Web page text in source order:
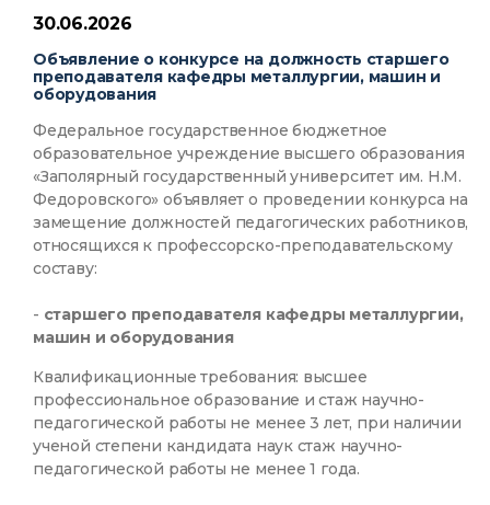
30.06.2026
Объявление о конкурсе на должность старшего
преподавателя кафедры металлургии, машин и
оборудования
Федеральное государственное бюджетное
образовательное учреждение высшего образования
«Заполярный государственный университет им. Н.М.
Федоровского» объявляет о проведении конкурса на
замещение должностей педагогических работников,
относящихся к профессорско-преподавательскому
составу:
- старшего преподавателя кафедры металлургии,
машин и оборудования
Квалификационные требования: высшее
профессиональное образование и стаж научно-
педагогической работы не менее 3 лет, при наличии
ученой степени кандидата наук стаж научно-
педагогической работы не менее 1 года.